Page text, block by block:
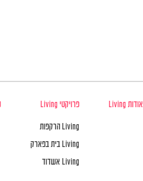
אודות Living פרויקטי Living
Living הרקפות
Living בית בפארק
Living אשדוד